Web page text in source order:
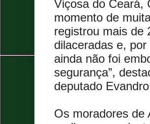
Viçosa do Ceará,
momento de
registrou mais de
dilaceradas e,
ainda não foi
segurança”,
deputado
Os moradores de